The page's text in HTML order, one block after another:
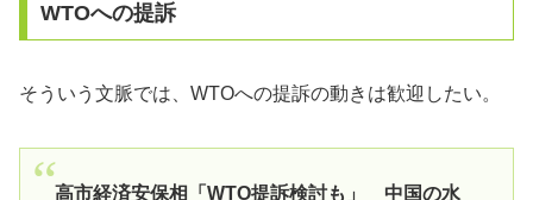
WTOへの提訴
そういう文脈では、WTOへの提訴の動きは歓迎したい。
高市経済安保相「WTO提訴検討も」 中国の水